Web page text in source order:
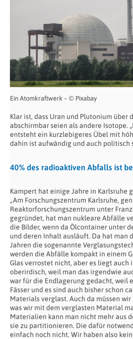
Ein Atomkraftwerk – © Pixabay
Klar ist, dass Uran und Plutonium über
abschirmbar seien als andere Isotope.
entsteht ein kurzlebigeres Übel mit
dahin ist aufwändig und auch politisch
40% des radioaktiven Abfalls ist
Kampert hat einige Jahre in Karlsruhe
„Am Forschungszentrum Karlsruhe,
Reaktorforschungszentrum unter
gegründet, hat man nukleare Abfälle
die Bilder, wenn da Ölcontainer unter
und deren Inhalt ausläuft. Da hat man
Jahren die sogenannte
werden die Abfälle kompakt in einem
Glas verrostet nicht, aber es liegt auch
oberirdisch, weil man das irgendwie
war für die Endlagerung gedacht, weil
Fässer und es sind auch bisher schon
Materials verglast. Auch da müssen wir
was wir mit dem verglasten Material
Materialien kann man nicht mehr aus
sie zu partitionieren. Die dafür
einfach noch nicht. Wir haben also